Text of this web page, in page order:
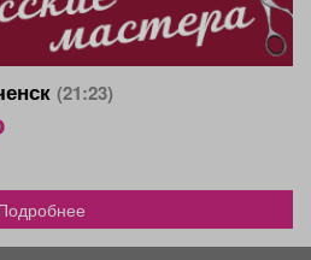
(21:23)